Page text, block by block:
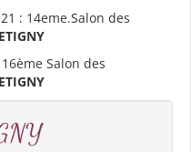
: 14eme.Salon des
Salon des